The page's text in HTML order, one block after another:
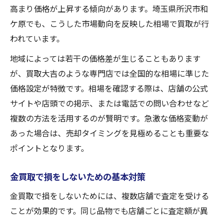
高まり価格が上昇する傾向があります。埼玉県所沢市和
ケ原でも、こうした市場動向を反映した相場で買取が行
われています。
地域によっては若干の価格差が生じることもあります
が、買取大吉のような専門店では全国的な相場に準じた
価格設定が特徴です。相場を確認する際は、店舗の公式
サイトや店頭での掲示、または電話での問い合わせなど
複数の方法を活用するのが賢明です。急激な価格変動が
あった場合は、売却タイミングを見極めることも重要な
ポイントとなります。
金買取で損をしないための基本対策
金買取で損をしないためには、複数店舗で査定を受ける
ことが効果的です。同じ品物でも店舗ごとに査定額が異